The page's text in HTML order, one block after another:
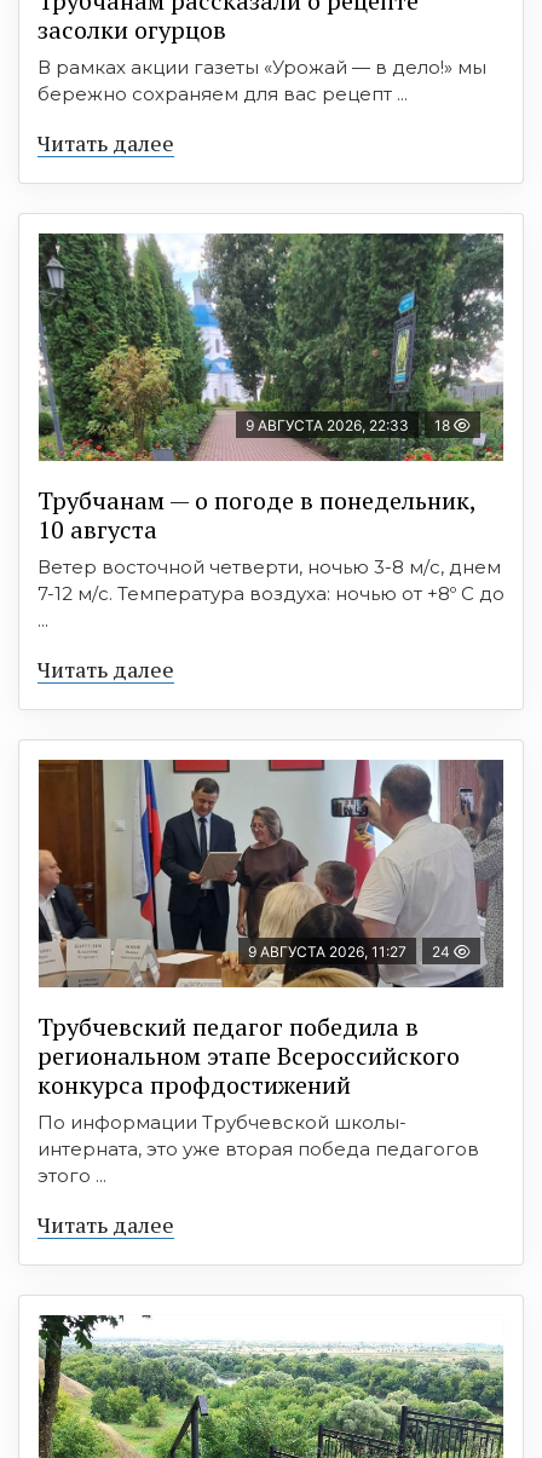
засолки огурцов
В рамках акции газеты «Урожай — в дело!» мы
бережно сохраняем для вас рецепт ...
Читать далее
9 АВГУСТА 2026, 22:33 18
Трубчанам — о погоде в понедельник,
10 августа
Ветер восточной четверти, ночью 3-8 м/с, днем
7-12 м/с. Температура воздуха: ночью от +8º C до
...
Читать далее
9 АВГУСТА 2026, 11:27 24
Трубчевский педагог победила в
региональном этапе Всероссийского
конкурса профдостижений
По информации Трубчевской школы-
интерната, это уже вторая победа педагогов
этого ...
Читать далее